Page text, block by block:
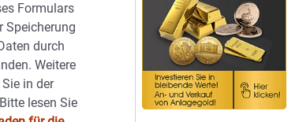
Formulars
Speicherung
durch
Weitere
in der
Bitte lesen Sie